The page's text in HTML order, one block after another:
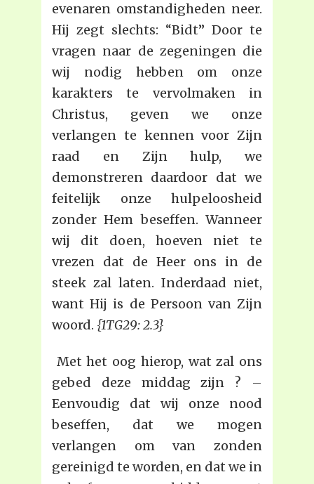
evenaren omstandigheden neer.
Hij zegt slechts: “Bidt” Door te
vragen naar de zegeningen die
wij nodig hebben om onze
karakters te vervolmaken in
Christus, geven we onze
verlangen te kennen voor Zijn
raad en Zijn hulp, we
demonstreren daardoor dat we
feitelijk onze hulpeloosheid
zonder Hem beseffen. Wanneer
wij dit doen, hoeven niet te
vrezen dat de Heer ons in de
steek zal laten. Inderdaad niet,
want Hij is de Persoon van Zijn
woord. {1TG29: 2.3}
Met het oog hierop, wat zal ons
gebed deze middag zijn ? –
Eenvoudig dat wij onze nood
beseffen, dat we mogen
verlangen om van zonden
gereinigd te worden, en dat we in